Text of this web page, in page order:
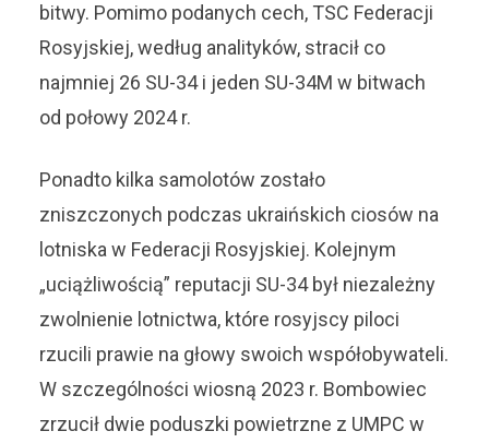
bitwy. Pomimo podanych cech, TSC Federacji
Rosyjskiej, według analityków, stracił co
najmniej 26 SU-34 i jeden SU-34M w bitwach
od połowy 2024 r.
Ponadto kilka samolotów zostało
zniszczonych podczas ukraińskich ciosów na
lotniska w Federacji Rosyjskiej. Kolejnym
„uciążliwością” reputacji SU-34 był niezależny
zwolnienie lotnictwa, które rosyjscy piloci
rzucili prawie na głowy swoich współobywateli.
W szczególności wiosną 2023 r. Bombowiec
zrzucił dwie poduszki powietrzne z UMPC w